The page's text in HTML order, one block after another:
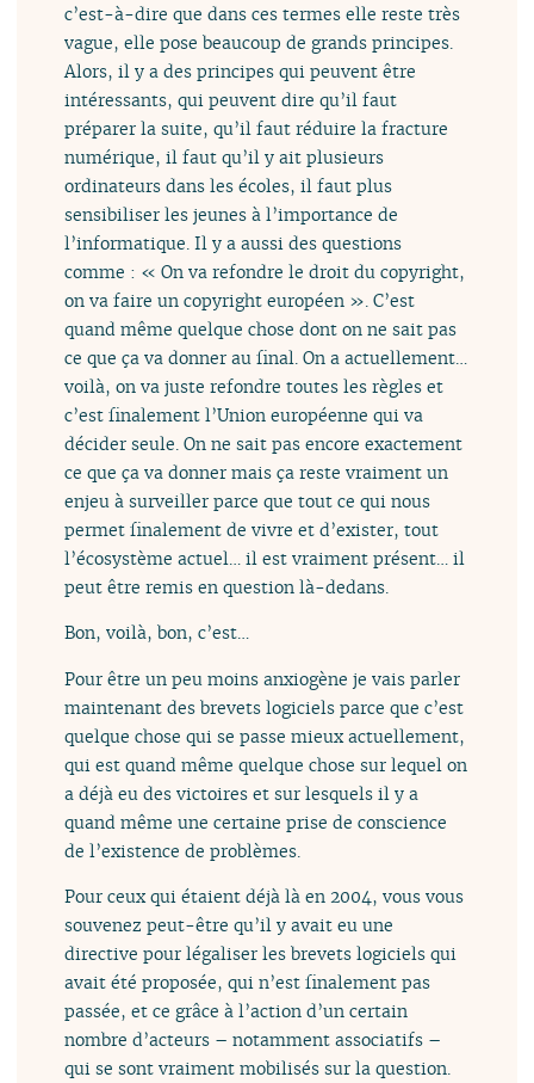
c’est-à-dire que dans ces termes elle reste très
vague, elle pose beaucoup de grands principes.
Alors, il y a des principes qui peuvent être
intéressants, qui peuvent dire qu’il faut
préparer la suite, qu’il faut réduire la fracture
numérique, il faut qu’il y ait plusieurs
ordinateurs dans les écoles, il faut plus
sensibiliser les jeunes à l’importance de
l’informatique. Il y a aussi des questions
comme : « On va refondre le droit du copyright,
on va faire un copyright européen ». C’est
quand même quelque chose dont on ne sait pas
ce que ça va donner au final. On a actuellement…
voilà, on va juste refondre toutes les règles et
c’est finalement l’Union européenne qui va
décider seule. On ne sait pas encore exactement
ce que ça va donner mais ça reste vraiment un
enjeu à surveiller parce que tout ce qui nous
permet finalement de vivre et d’exister, tout
l’écosystème actuel… il est vraiment présent… il
peut être remis en question là-dedans.
Bon, voilà, bon, c’est…
Pour être un peu moins anxiogène je vais parler
maintenant des brevets logiciels parce que c’est
quelque chose qui se passe mieux actuellement,
qui est quand même quelque chose sur lequel on
a déjà eu des victoires et sur lesquels il y a
quand même une certaine prise de conscience
de l’existence de problèmes.
Pour ceux qui étaient déjà là en 2004, vous vous
souvenez peut-être qu’il y avait eu une
directive pour légaliser les brevets logiciels qui
avait été proposée, qui n’est finalement pas
passée, et ce grâce à l’action d’un certain
nombre d’acteurs – notamment associatifs –
qui se sont vraiment mobilisés sur la question.